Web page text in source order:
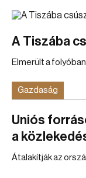
A Tiszába
Elmerült a
Gazdaság
Uniós
a
Átalakítják az